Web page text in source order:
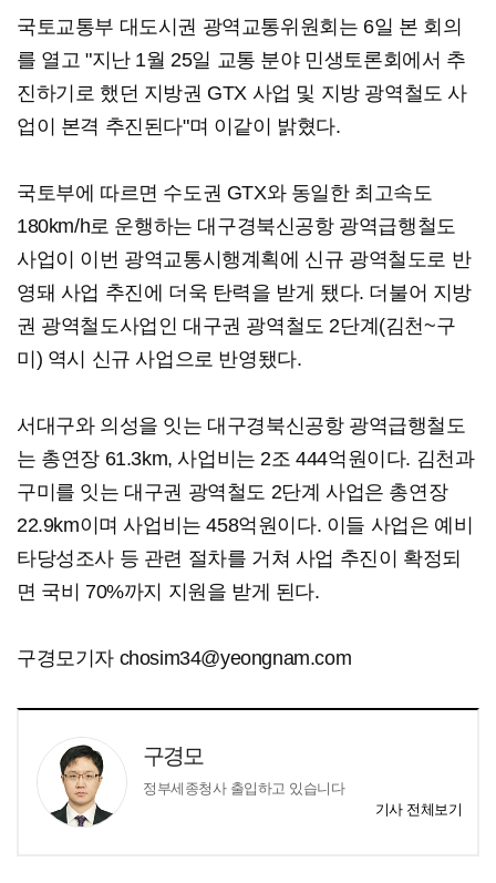
국토교통부 대도시권 광역교통위원회는 6일 본 회의
를 열고 "지난 1월 25일 교통 분야 민생토론회에서 추
진하기로 했던 지방권 GTX 사업 및 지방 광역철도 사
업이 본격 추진된다"며 이같이 밝혔다.
국토부에 따르면 수도권 GTX와 동일한 최고속도
180km/h로 운행하는 대구경북신공항 광역급행철도
사업이 이번 광역교통시행계획에 신규 광역철도로 반
영돼 사업 추진에 더욱 탄력을 받게 됐다. 더불어 지방
권 광역철도사업인 대구권 광역철도 2단계(김천~구
미) 역시 신규 사업으로 반영됐다.
서대구와 의성을 잇는 대구경북신공항 광역급행철도
는 총연장 61.3km, 사업비는 2조 444억원이다. 김천과
구미를 잇는 대구권 광역철도 2단계 사업은 총연장
22.9km이며 사업비는 458억원이다. 이들 사업은 예비
타당성조사 등 관련 절차를 거쳐 사업 추진이 확정되
면 국비 70%까지 지원을 받게 된다.
구경모기자 chosim34@yeongnam.com
구경모
정부세종청사 출입하고 있습니다
기사 전체보기